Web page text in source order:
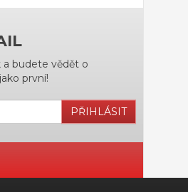
a budete vědět o
první!
PŘIHLÁSIT